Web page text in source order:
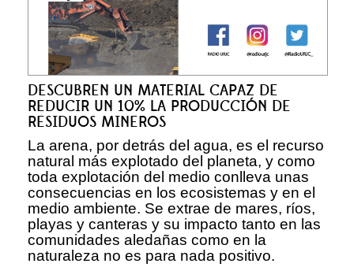
DESCUBREN UN MATERIAL CAPAZ DE
REDUCIR UN 10% LA PRODUCCIÓN DE
RESIDUOS MINEROS
La arena, por detrás del agua, es el recurso
natural más explotado del planeta, y como
toda explotación del medio conlleva unas
consecuencias en los ecosistemas y en el
medio ambiente. Se extrae de mares, ríos,
playas y canteras y su impacto tanto en las
comunidades aledañas como en la
naturaleza no es para nada positivo.